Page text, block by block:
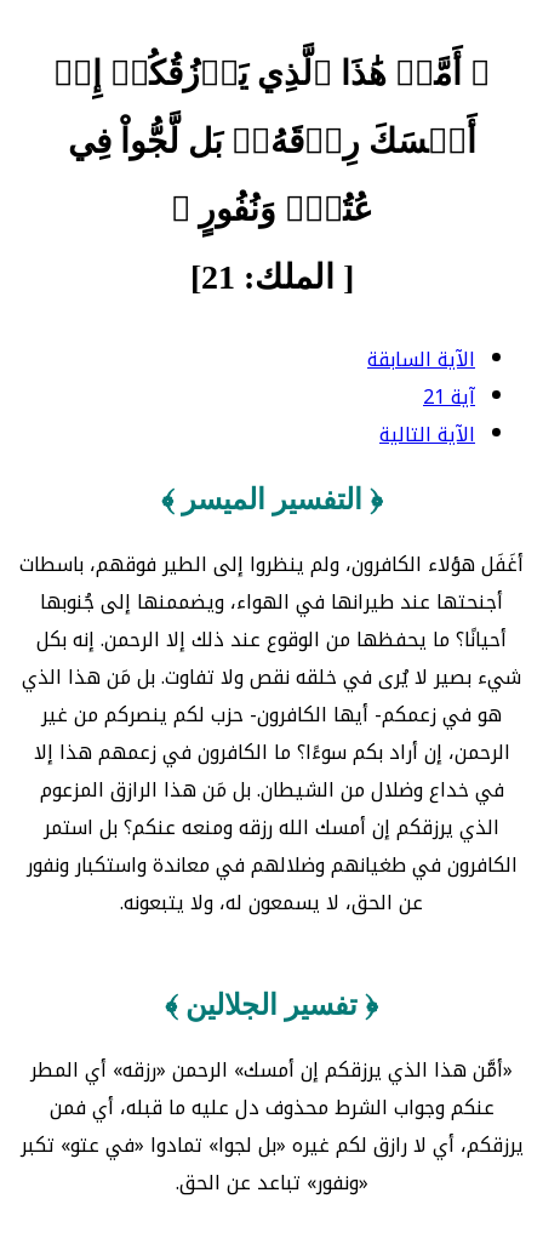
﴿ أَمَّنۡ هَٰذَا ٱلَّذِي يَرۡزُقُكُمۡ إِنۡ
أَمۡسَكَ رِزۡقَهُۥۚ بَل لَّجُّواْ فِي
عُتُوّٖ وَنُفُورٍ ﴾
[ الملك: 21]
الآية السابقة
آية 21
الآية التالية
﴿ التفسير الميسر ﴾
أغَفَل هؤلاء الكافرون، ولم ينظروا إلى الطير فوقهم، باسطات
أجنحتها عند طيرانها في الهواء، ويضممنها إلى جُنوبها
أحيانًا؟ ما يحفظها من الوقوع عند ذلك إلا الرحمن. إنه بكل
شيء بصير لا يُرى في خلقه نقص ولا تفاوت. بل مَن هذا الذي
هو في زعمكم- أيها الكافرون- حزب لكم ينصركم من غير
الرحمن، إن أراد بكم سوءًا؟ ما الكافرون في زعمهم هذا إلا
في خداع وضلال من الشيطان. بل مَن هذا الرازق المزعوم
الذي يرزقكم إن أمسك الله رزقه ومنعه عنكم؟ بل استمر
الكافرون في طغيانهم وضلالهم في معاندة واستكبار ونفور
عن الحق، لا يسمعون له، ولا يتبعونه.
﴿ تفسير الجلالين ﴾
«أمَّن هذا الذي يرزقكم إن أمسك» الرحمن «رزقه» أي المطر
عنكم وجواب الشرط محذوف دل عليه ما قبله، أي فمن
يرزقكم، أي لا رازق لكم غيره «بل لجوا» تمادوا «في عتو» تكبر
«ونفور» تباعد عن الحق.